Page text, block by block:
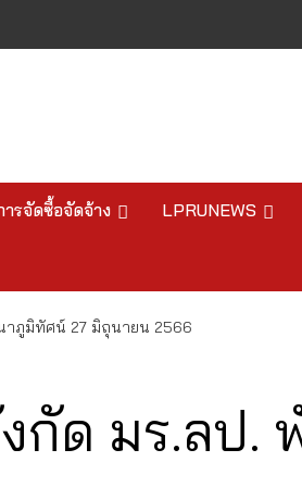
ารจัดซื้อจัดจ้าง LPRUNEWS
าภูมิทัศน์ 27 มิถุนายน 2566
กัด มร.ลป